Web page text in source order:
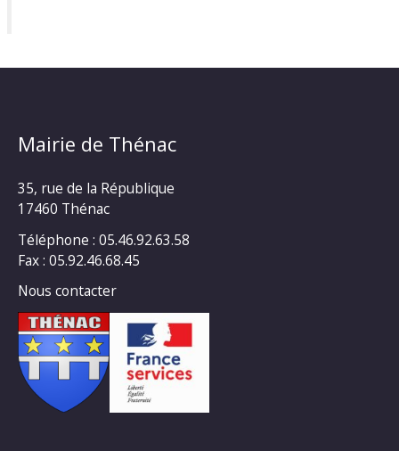
Mairie de Thénac
35, rue de la République
17460 Thénac
Téléphone : 05.46.92.63.58
Fax : 05.92.46.68.45
Nous contacter